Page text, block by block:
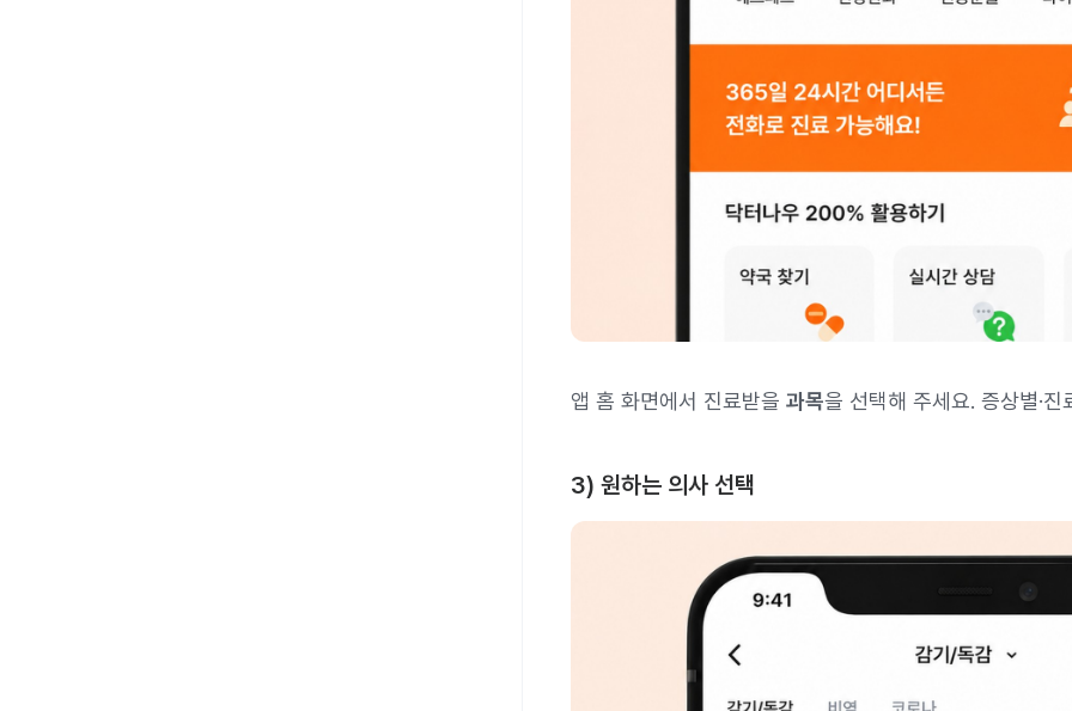
앱 홈 화면에서 진료받을 과목을 선택해 주세요. 증상별·
3) 원하는 의사 선택